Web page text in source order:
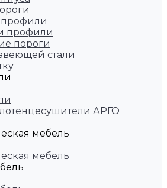
профили
пороги
стали
АРГО
мебель
мебель